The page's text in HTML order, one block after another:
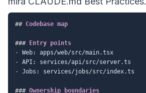
## Codebase map
### Entry points
-
-
- Jobs: services/jobs/src/index.ts
### Ownership boundaries